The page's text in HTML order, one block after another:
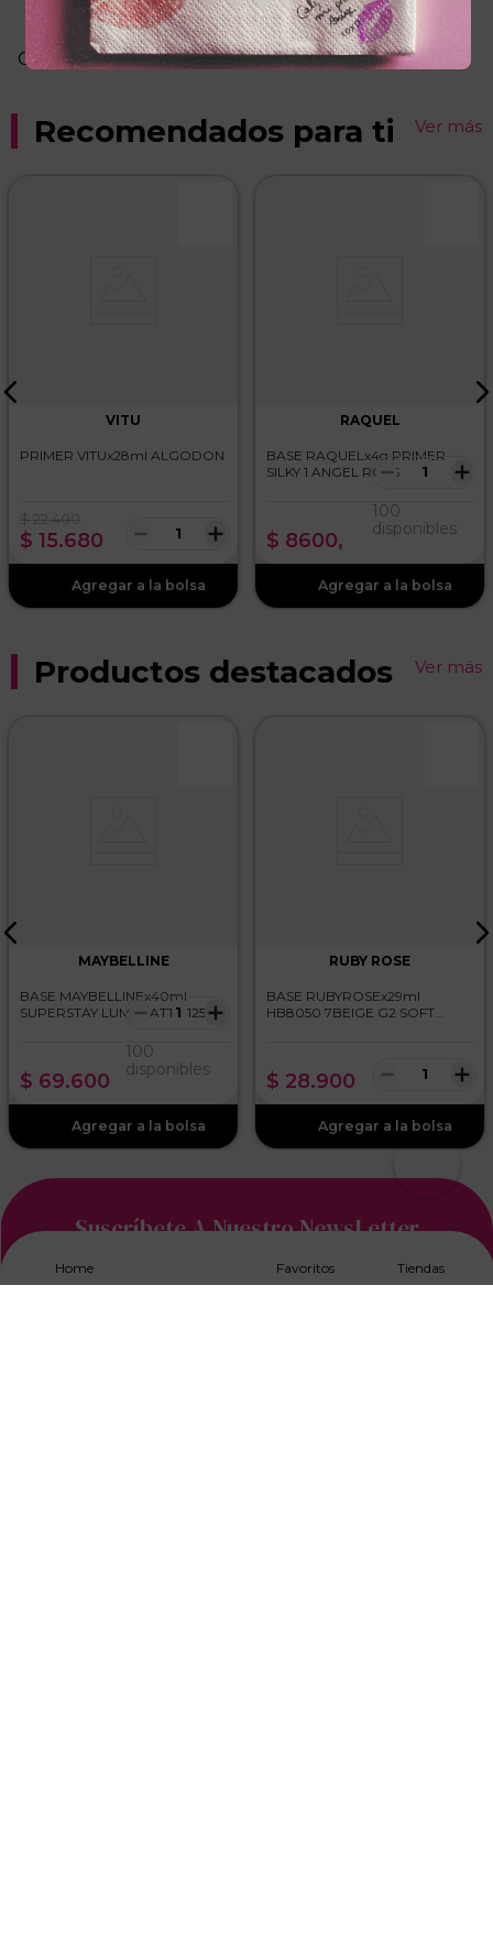
Agregar comentario
Título
Escribe un comentario
ENVIAR COMENTARIO
Cargando comentarios…
Recomendados para ti Ver más
VITU
PRIMER VITUx28ml ALGODON
$22.400
$ 15.680 ＋
－
RAQUEL
BASE RAQUELx4g PRIMER
SILKY 1 ANGEL ROSS
$ 8600,
＋
－
100
disponibles
Productos destacados Ver más
MAYBELLINE
BASE MAYBELLINEx40ml
SUPERSTAY LUMI MATTE 125
$ 69.600
＋
－
100
disponibles
RUBY ROSE
BASE RUBYROSEx29ml
HB8050 7BEIGE G2 SOFT
$ 28.900 ＋
－
Suscríbete A Nuestro NewsLetter
Home Favoritos Tiendas